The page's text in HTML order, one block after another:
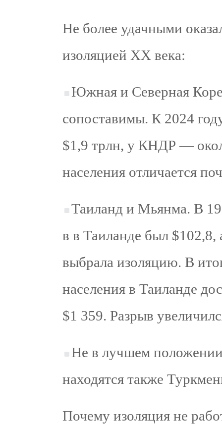
Не более удачными
изоляцией XX века:
Южная и Северная
сопоставимы. К 2024
$1,9 трлн, у КНДР —
населения отличается
Таиланд и Мьянма. В
в в Таиланде был
выбрала изоляцию. В
населения в Таиланде
$1 359. Разрыв
Не в лучшем
находятся также
Почему изоляция не